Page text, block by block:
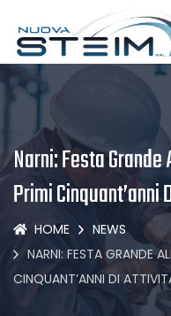
Narni: Festa
Primi
HOME
NEWS
NARNI: FESTA GRANDE
CINQUANT’ANNI DI